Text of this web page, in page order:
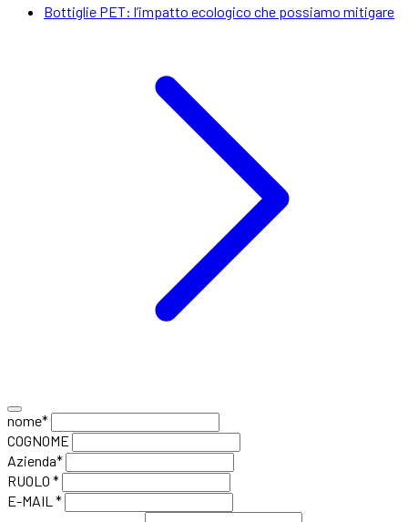
Bottiglie PET: l’impatto ecologico che possiamo mitigare
nome*
COGNOME
Azienda*
RUOLO *
E-MAIL *